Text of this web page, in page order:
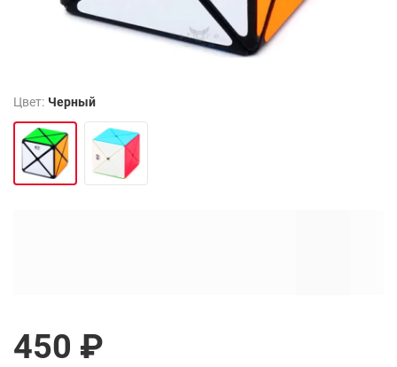
Цвет: Черный
450 ₽